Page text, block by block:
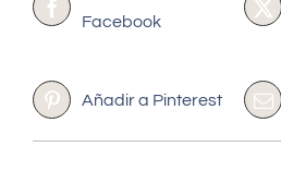
Facebook
Añadir a Pinterest